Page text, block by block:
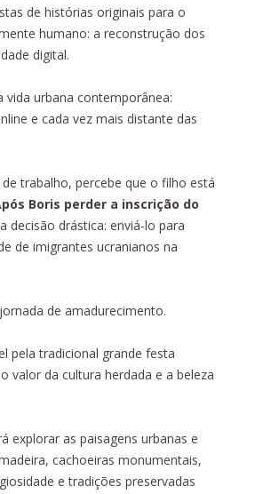
de histórias originais para o
humano: a reconstrução dos
digital.
urbana contemporânea:
e cada vez mais distante das
trabalho, percebe que o filho está
Boris perder a inscrição do
decisão drástica: enviá-lo para
de imigrantes ucranianos na
de amadurecimento.
pela tradicional grande festa
valor da cultura herdada e a beleza
explorar as paisagens urbanas e
cachoeiras monumentais,
e tradições preservadas